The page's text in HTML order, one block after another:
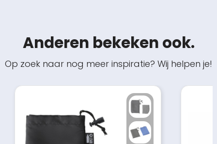
Anderen bekeken ook.
Op zoek naar nog meer inspiratie? Wij helpen je!